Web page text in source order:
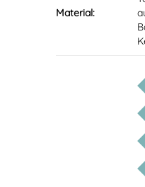
Material: